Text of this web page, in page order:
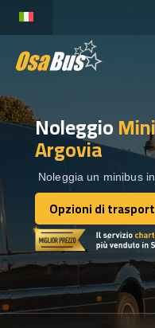
content
NOLEGGIO
DESTINAZIONI
FLOTTA
METTITI IN
METTITI IN
Noleggio
Argovia
Noleggia un minibus
Opzioni di
Opzioni di